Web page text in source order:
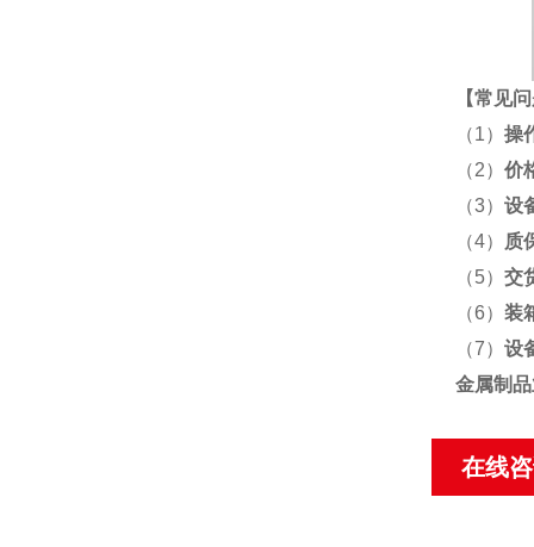
【常见
（1） 操
（2） 价
（3） 设
（4）
质
（5） 交
（6） 装
（7） 设
金属制
在线